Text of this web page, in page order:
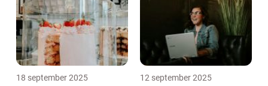
18 september 2025 12 september 2025